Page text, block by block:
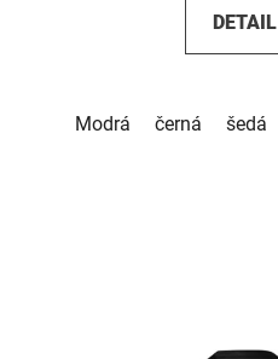
DETAIL
Modrá černá šedá